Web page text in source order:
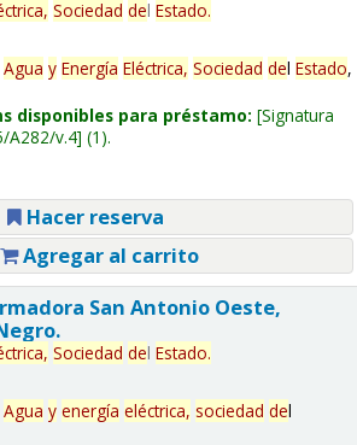
Sociedad del Estado.
Agua y Energía Eléctrica, Sociedad del Estado,
disponibles para préstamo: Signatura
A282/v.4 (1).
Hacer reserva
Agregar al carrito
San Antonio Oeste,
Sociedad del Estado.
Agua y energía eléctrica, sociedad del